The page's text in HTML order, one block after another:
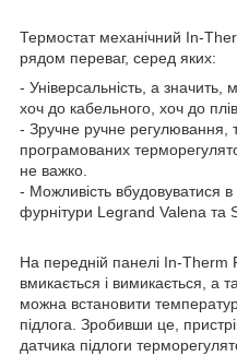
Термостат механічний In-
рядом переваг, серед яких:
- Універсальність, а значить,
хоч до кабельного, хоч до
- Зручне ручне регулювання,
програмованих
не важко.
- Можливість вбудовуватися в
фурнітури Legrand Valena та
На передній панелі In-Therm
вмикається і вимикається, а
можна встановити
підлога. Зробивши це,
датчика підлоги